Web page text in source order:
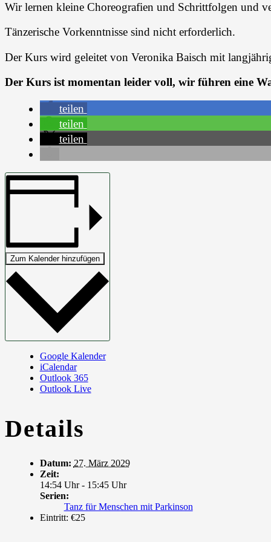
Wir lernen kleine Choreografien und Schrittfolgen und
Tänzerische Vorkenntnisse sind nicht erforderlich.
Der Kurs wird geleitet von Veronika Baisch mit
Der Kurs ist momentan leider voll, wir führen eine
teilen
teilen
teilen
Zum Kalender hinzufügen
Google Kalender
iCalendar
Outlook 365
Outlook Live
Details
Datum: 27. März 2029
Zeit:
14:54 Uhr - 15:45 Uhr
Serien:
Tanz für Menschen mit Parkinson
Eintritt: €25